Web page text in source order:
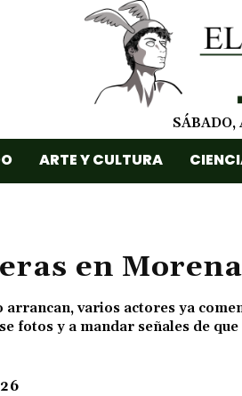
SÁBADO,
ARTE Y CULTURA
en
varios actores ya
fotos y a mandar señales de